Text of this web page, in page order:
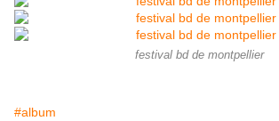
festival bd de montpellier
#album